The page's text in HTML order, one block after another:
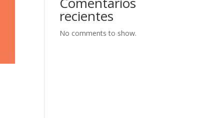
recientes
No comments to show.